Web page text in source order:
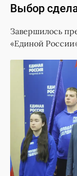
Выбор
Завершилось
«Единой